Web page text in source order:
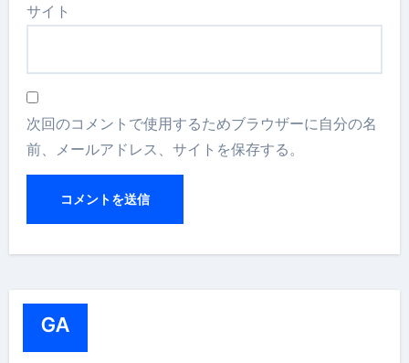
サイト
次回のコメントで使用するためブラウザーに自分の名
前、メールアドレス、サイトを保存する。
GA